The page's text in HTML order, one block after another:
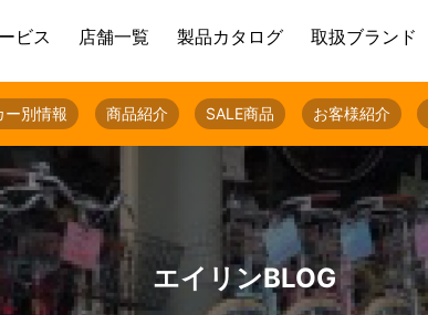
ビス 店舗一覧 製品カタログ 取扱ブランド
ー別情報 商品紹介 SALE商品 お客様紹介
エイリンBLOG